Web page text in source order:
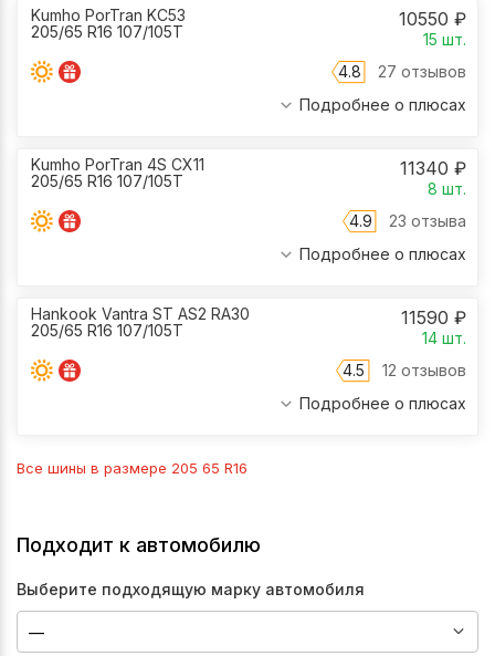
Kumho PorTran KC53
205/65 R16 107/105T
10550 ₽
15 шт.
4.8
27 отзывов
Подробнее о плюсах
Kumho PorTran 4S CX11
205/65 R16 107/105T
11340 ₽
8 шт.
4.9
23 отзыва
Подробнее о плюсах
Hankook Vantra ST AS2 RA30
205/65 R16 107/105T
11590 ₽
14 шт.
4.5
12 отзывов
Подробнее о плюсах
Все шины в размере 205 65 R16
Подходит к автомобилю
Выберите подходящую марку автомобиля